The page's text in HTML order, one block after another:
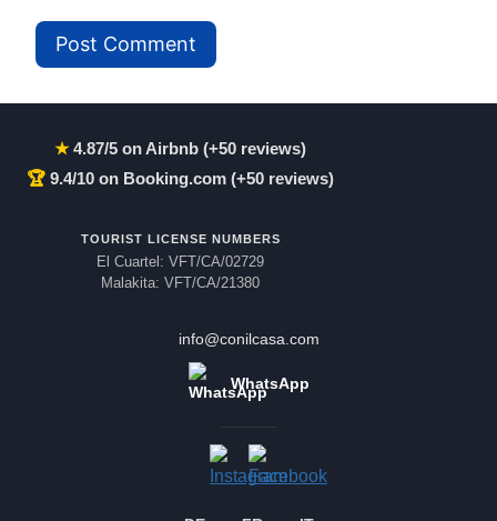
★4.87/5 on Airbnb (+50 reviews)
🏆 9.4/10 on Booking.com (+50 reviews)
TOURIST LICENSE NUMBERS
El Cuartel: VFT/CA/02729
Malakita: VFT/CA/21380
info@conilcasa.com
WhatsApp